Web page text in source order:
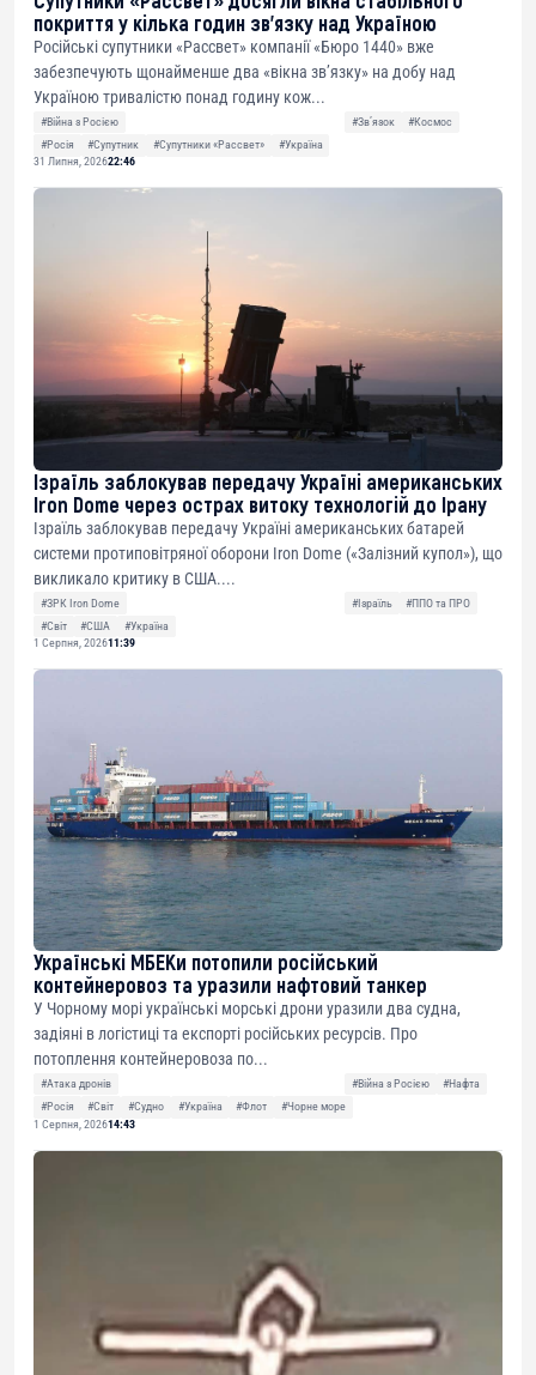
покриття у кілька годин зв’язку над Україною
Російські супутники «Рассвет» компанії «Бюро 1440» вже
забезпечують щонайменше два «вікна зв’язку» на добу над
Україною тривалістю понад годину кож...
#Війна з Росією #Звʼязок
#Космос
#Росія
#Супутник #Супутники «Рассвет»
#Україна
31 Липня, 202622:46
Ізраїль заблокував передачу Україні американських
Iron Dome через острах витоку технологій до Ірану
Ізраїль заблокував передачу Україні американських батарей
системи протиповітряної оборони Iron Dome («Залізний купол»), що
викликало критику в США....
#ЗРК Iron Dome #Ізраїль
#ППО та ПРО
#Світ
#США
#Україна
1 Серпня, 202611:39
Українські МБЕКи потопили російський
контейнеровоз та уразили нафтовий танкер
У Чорному морі українські морські дрони уразили два судна,
задіяні в логістиці та експорті російських ресурсів. Про
потоплення контейнеровоза по...
#Атака дронів #Війна з Росією
#Нафта
#Росія
#Світ #Судно #Україна #Флот
#Чорне море
1 Серпня, 202614:43